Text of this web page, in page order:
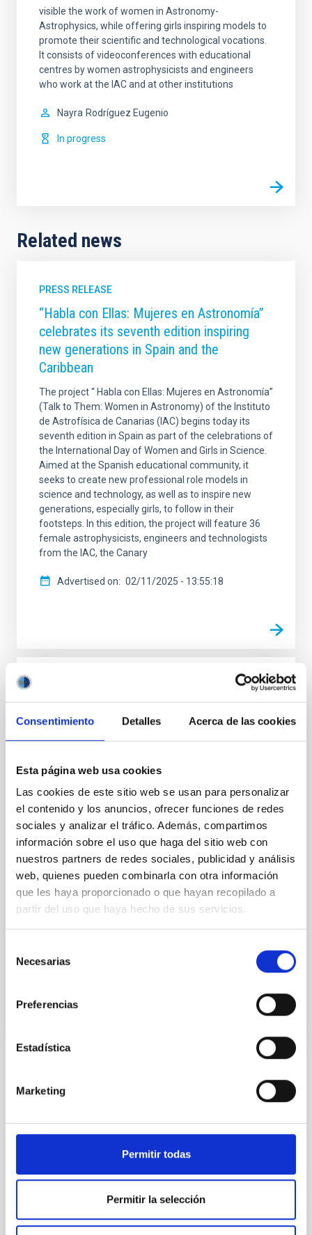
Consentimiento Detalles Acerca de las cookies
Esta página web usa cookies
Las cookies de este sitio web se usan para personalizar
el contenido y los anuncios, ofrecer funciones de redes
sociales y analizar el tráfico. Además, compartimos
información sobre el uso que haga del sitio web con
nuestros partners de redes sociales, publicidad y análisis
web, quienes pueden combinarla con otra información
que les haya proporcionado o que hayan recopilado a
partir del uso que haya hecho de sus servicios.
Necesarias
Preferencias
Estadística
Marketing
Permitir todas
Permitir la selección
visible the work of women in Astronomy-
Astrophysics, while offering girls inspiring models to
promote their scientific and technological vocations.
It consists of videoconferences with educational
centres by women astrophysicists and engineers
who work at the IAC and at other institutions
Nayra Rodríguez Eugenio
In progress
Related news
PRESS RELEASE
“Habla con Ellas: Mujeres en Astronomía”
celebrates its seventh edition inspiring
new generations in Spain and the
Caribbean
The project “ Habla con Ellas: Mujeres en Astronomía”
(Talk to Them: Women in Astronomy) of the Instituto
de Astrofísica de Canarias (IAC) begins today its
seventh edition in Spain as part of the celebrations of
the International Day of Women and Girls in Science.
Aimed at the Spanish educational community, it
seeks to create new professional role models in
science and technology, as well as to inspire new
generations, especially girls, to follow in their
footsteps. In this edition, the project will feature 36
female astrophysicists, engineers and technologists
from the IAC, the Canary
Advertised on 02/11/2025 - 13:55:18
Astronomy" and other initiatives to
celebrate the Day of Women and Girls in
Science
The Instituto de Astrofísica de Canarias (IAC) is
joining in the celebrations for 11 February by taking
part in more than a dozen actions aimed at
promoting scientific and technological vocations
among girls and young women and making the role
of women in the development of science more
visible. The report " Radiography of the gender gap in
STEAM education" published in 2022 by the Equality
Unit of the Ministry of Education and Vocational
PRESS RELEASE
OUTREACH
General public